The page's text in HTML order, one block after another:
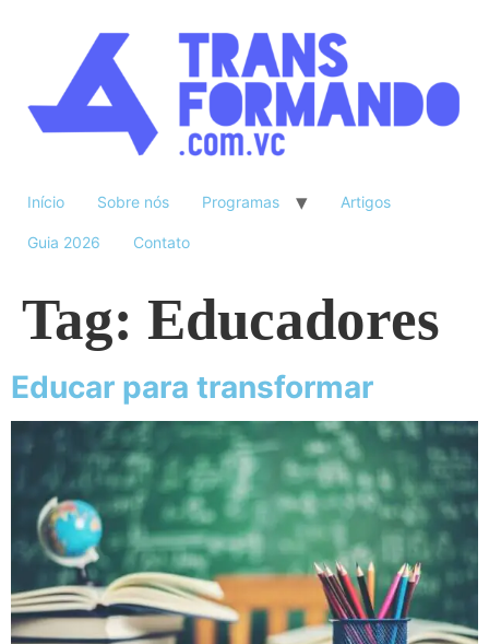
Início Sobre nós Programas Artigos
Guia 2026 Contato
Tag: Educadores
Educar para transformar